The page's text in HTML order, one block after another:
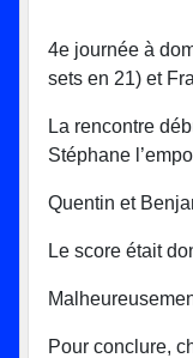
4e journée à
sets en 21) et
La rencontre
Stéphane
Quentin et
Le score était
Pour conclure,